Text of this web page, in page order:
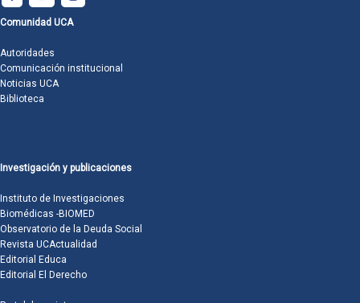
Comunidad UCA
Autoridades
Comunicación institucional
Noticias UCA
Biblioteca
Investigación y publicaciones
Instituto de Investigaciones
Biomédicas -BIOMED
Observatorio de la Deuda Social
Revista UCActualidad
Editorial Educa
Editorial El Derecho